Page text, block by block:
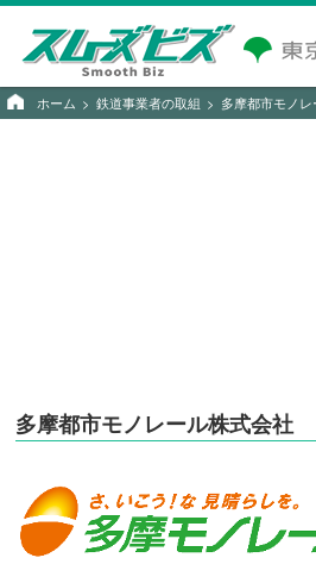
ホーム 鉄道事業者の取組 多摩都市モノ
多摩都市モノレール株式会社